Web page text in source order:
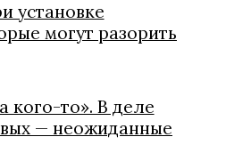
установке
могут разорить
кого-то». В деле
— неожиданные